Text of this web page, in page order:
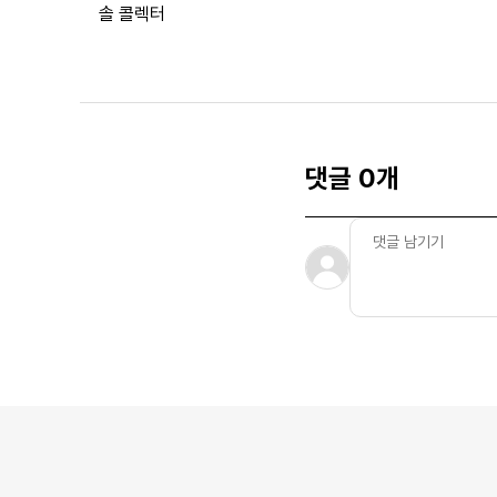
솔 콜렉터
댓글 0개